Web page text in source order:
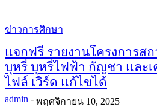
ข่าวการศึกษา
แจกฟรี รายงานโครงการส
บุหรี่ บุหรี่ไฟฟ้า กัญชา และ
ไฟล์ เวิร์ด แก้ไขได้
admin - พฤศจิกายน 10, 2025